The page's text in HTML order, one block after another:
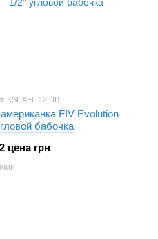
KSHAFE 12 UB
FIV Evolution
бабочка
цена грн